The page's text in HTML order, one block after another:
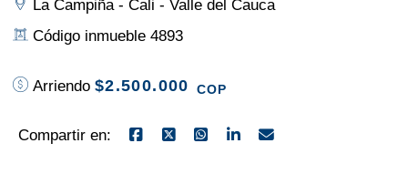
La Campiña - Cali - Valle del Cauca
Código inmueble 4893
Arriendo $2.500.000 COP
Compartir en: